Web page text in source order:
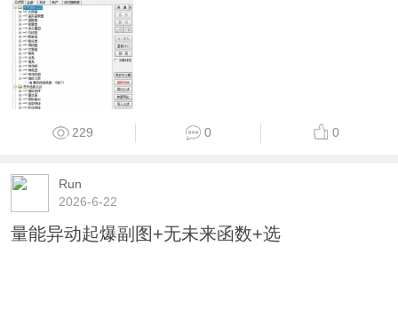
229 0 0
Run
2026-6-22
量能异动起爆副图+无未来函数+选